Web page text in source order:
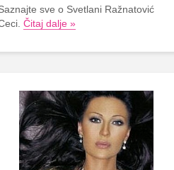
sve o Svetlani Ražnatović
Čitaj dalje »